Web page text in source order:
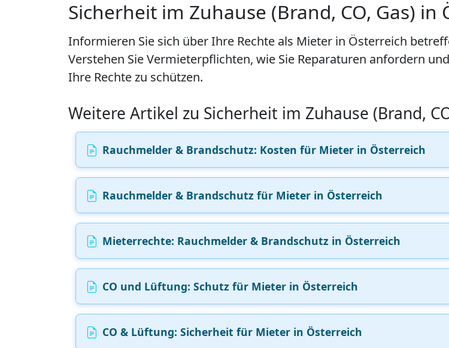
Sicherheit im Zuhause (Brand, CO, Gas) in
Informieren Sie sich über Ihre Rechte als Mieter in Österreich
Verstehen Sie Vermieterpflichten, wie Sie Reparaturen anfordern
Ihre Rechte zu schützen.
Weitere Artikel zu Sicherheit im Zuhause (Brand,
Rauchmelder & Brandschutz: Kosten für Mieter in Österreich
Rauchmelder & Brandschutz für Mieter in Österreich
Mieterrechte: Rauchmelder & Brandschutz in Österreich
CO und Lüftung: Schutz für Mieter in Österreich
CO & Lüftung: Sicherheit für Mieter in Österreich